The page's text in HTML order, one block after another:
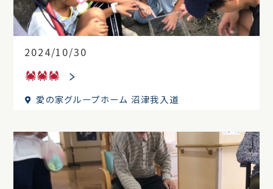
2024/10/30
愛の家グループホーム 沼津我入道